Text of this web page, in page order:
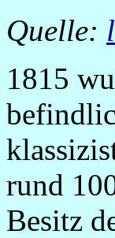
Quelle:
1815
rund
Besitz